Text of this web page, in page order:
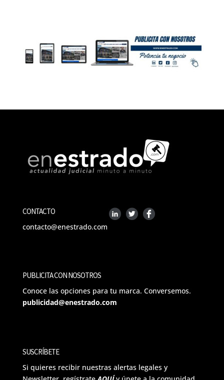
CONTACTO
contacto@enestrado.com
PUBLICITA CON NOSOTROS
Conoce las opciones para tu marca. Conversemos.
publicidad@enestrado.com
SUSCRÍBETE
Si quieres recibir nuestras alertas legales y